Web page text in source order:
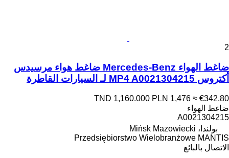
2
ضاغط الهواء Mercedes-Benz ضاغط هواء مرسيدس
أكتروس MP4 A0021304215 لـ السيارات القاطرة
TND 1,160.000 PLN 1,476 ≈ €342.80
ضاغط الهواء
A0021304215
بولندا، Mińsk Mazowiecki
Przedsiębiorstwo Wielobranżowe MANTIS
الاتصال بالبائع